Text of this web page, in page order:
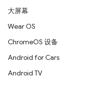
大屏幕
Wear OS
ChromeOS 设备
Android for Cars
Android TV